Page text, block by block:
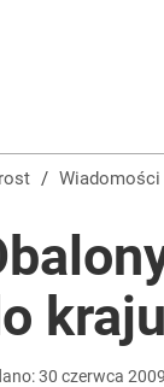
Najwyższego
pod presją. co
/ Wiadomości
kraju
30 czerwca 2009